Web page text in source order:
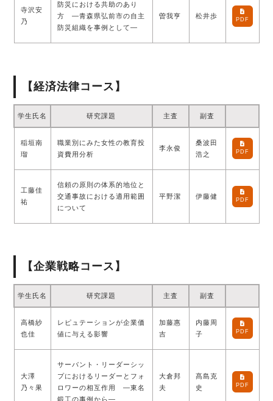
寺沢安
乃
防災における共助のあり
方 ―青森県弘前市の自主
防災組織を事例として―
曽我亨 松井歩 PDF
【経済法律コース】
学生氏名 研究課題 主査 副査
稲垣南
瑠
職業別にみた女性の教育投
資費用分析
李永俊
桑波田
浩之
PDF
工藤佳
祐
信頼の原則の体系的地位と
交通事故における適用範囲
について
平野潔 伊藤健 PDF
【企業戦略コース】
学生氏名 研究課題 主査 副査
高橋紗
也佳
レピュテーションが企業価
値に与える影響
加藤惠
吉
内藤周
子
PDF
大澤
乃々果
サーバント・リーダーシッ
プにおけるリーダーとフォ
ロワーの相互作用 ―東名
鍛工の事例から―
大倉邦
夫
髙島克
史
PDF